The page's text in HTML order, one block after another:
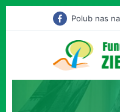
Polub nas